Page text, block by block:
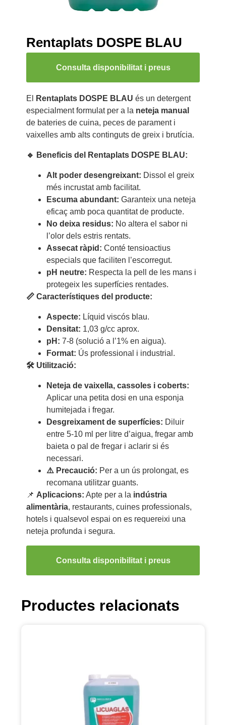
Rentaplats DOSPE BLAU
Consulta disponibilitat i preus
El Rentaplats DOSPE BLAU és un detergent
especialment formulat per a la neteja manual
de bateries de cuina, peces de parament i
vaixelles amb alts continguts de greix i brutícia.
🔹 Beneficis del Rentaplats DOSPE BLAU:
Alt poder desengreixant: Dissol el greix
més incrustat amb facilitat.
Escuma abundant: Garanteix una neteja
eficaç amb poca quantitat de producte.
No deixa residus: No altera el sabor ni
l’olor dels estris rentats.
Assecat ràpid: Conté tensioactius
especials que faciliten l’escorregut.
pH neutre: Respecta la pell de les mans i
protegeix les superfícies rentades.
📏 Característiques del producte:
Aspecte: Líquid viscós blau.
Densitat: 1,03 g/cc aprox.
pH: 7-8 (solució a l’1% en aigua).
Format: Ús professional i industrial.
🛠 Utilització:
Neteja de vaixella, cassoles i coberts:
Aplicar una petita dosi en una esponja
humitejada i fregar.
Desgreixament de superfícies: Diluir
entre 5-10 ml per litre d’aigua, fregar amb
baieta o pal de fregar i aclarir si és
necessari.
⚠️ Precaució: Per a un ús prolongat, es
recomana utilitzar guants.
📌 Aplicacions: Apte per a la indústria
alimentària, restaurants, cuines professionals,
hotels i qualsevol espai on es requereixi una
neteja profunda i segura.
Consulta disponibilitat i preus
Productes relacionats